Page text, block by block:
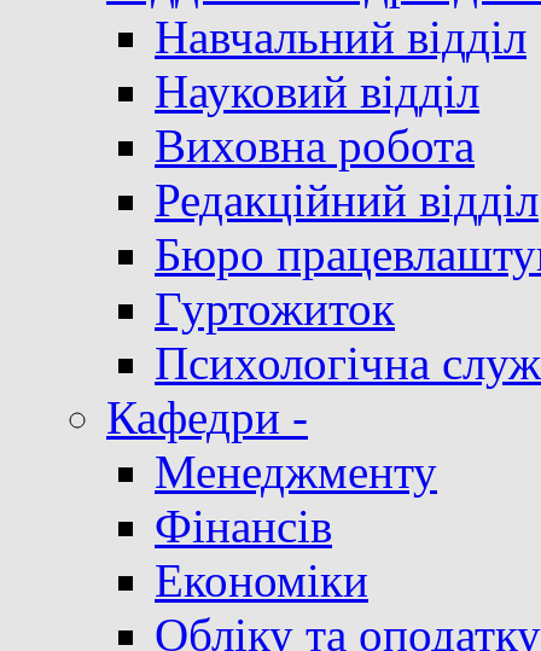
Навчальний відділ
Науковий відділ
Виховна робота
Редакційний відділ
Бюро
Гуртожиток
Психологічна
Кафедри -
Менеджменту
Фінансів
Економіки
Обліку та